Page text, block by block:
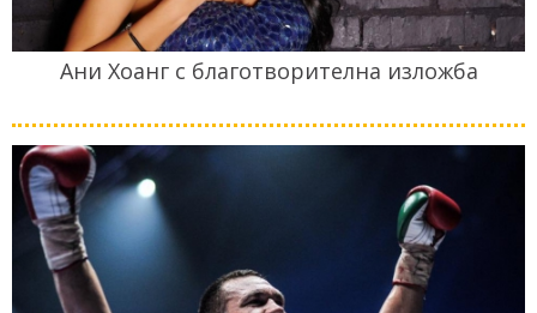
Ани Хоанг с благотворителна изложба